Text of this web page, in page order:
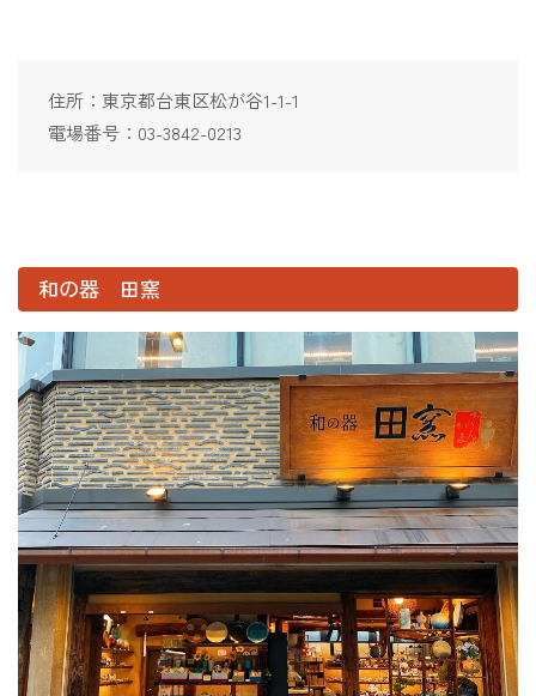
住所：東京都台東区松が谷1-1-1
電場番号：03-3842-0213
和の器 田窯